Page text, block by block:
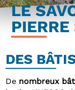
LE
PIERRE
DES
De nombreux